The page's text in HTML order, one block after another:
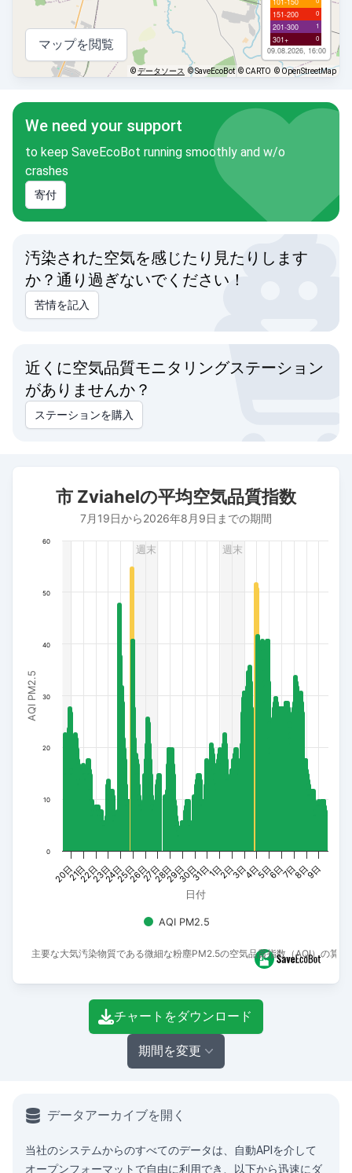
151-200 0
201-300 1
301+ 0
09.08.2026, 16:00
マップを閲覧
©データソース © SaveEcoBot © CARTO © OpenStreetMap
We need your support
to keep SaveEcoBot running smoothly and w/o
crashes
寄付
汚染された空気を感じたり見たりします
か？通り過ぎないでください！
苦情を記入
近くに空気品質モニタリングステーション
がありませんか？
ステーションを購入
Bar chart with 496 bars.
7月19日から2026年8月9日までの期間
The chart has 1 Y axis displaying AQI PM2.5. Data ranges
主要な大気汚染物質である微細な粉塵PM2.5の空気品質指数（AQI）の算
週末
週末
日付
AQI PM2.5
市 Zviahelの平均空気品質指数
7月19日から2026年8月9日までの期間
AQI PM2.5
20日22日24日26日28日30日 1日 3日 5日 7日 9日
21日23日25日27日29日 31日 2日 4日 6日 8日
0
10
20
30
40
50
60
End of interactive chart.
チャートをダウンロード
期間を変更
データアーカイブを開く
当社のシステムからのすべてのデータは、 自動API を介して
オープンフォーマットで自由に利用でき、以下から迅速にダ